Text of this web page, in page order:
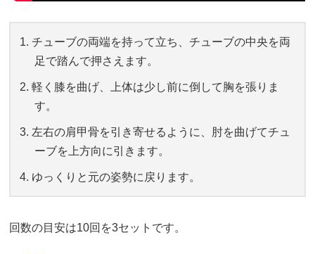
チューブの両端を持って立ち、チューブの中央を両
足で踏んで押さえます。
軽く膝を曲げ、上体は少し前に倒して胸を張りま
す。
左右の肩甲骨を引き寄せるように、肘を曲げてチュ
ーブを上方向に引きます。
ゆっくりと元の姿勢に戻ります。
回数の目安は10回を3セットです。